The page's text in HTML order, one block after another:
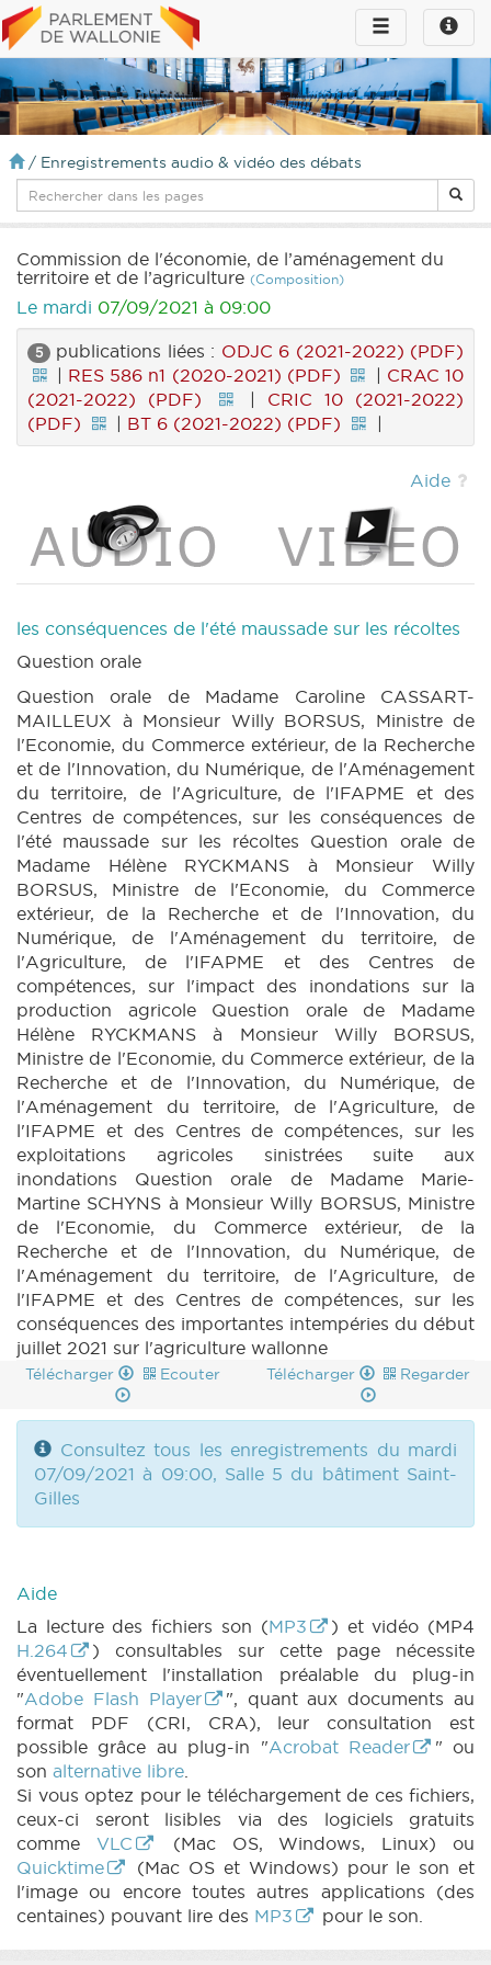
Toggle
infos
Toggle
navigation
/ Enregistrements audio & vidéo des débats
Commission de l'économie, de l’aménagement du
territoire et de l’agriculture (Composition)
Le mardi 07/09/2021 à 09:00
5 publications liées : ODJC 6 (2021-2022) (PDF)
| RES 586 n1 (2020-2021) (PDF) | CRAC 10
(2021-2022) (PDF)
| CRIC 10 (2021-2022)
(PDF)
| BT 6 (2021-2022) (PDF) |
Aide
les conséquences de l'été maussade sur les récoltes
Question orale
Question orale de Madame Caroline CASSART-
MAILLEUX à Monsieur Willy BORSUS, Ministre de
l'Economie, du Commerce extérieur, de la Recherche
et de l'Innovation, du Numérique, de l'Aménagement
du territoire, de l'Agriculture, de l'IFAPME et des
Centres de compétences, sur les conséquences de
l'été maussade sur les récoltes Question orale de
Madame Hélène RYCKMANS à Monsieur Willy
BORSUS, Ministre de l'Economie, du Commerce
extérieur, de la Recherche et de l'Innovation, du
Numérique, de l'Aménagement du territoire, de
l'Agriculture, de l'IFAPME et des Centres de
compétences, sur l'impact des inondations sur la
production agricole Question orale de Madame
Hélène RYCKMANS à Monsieur Willy BORSUS,
Ministre de l'Economie, du Commerce extérieur, de la
Recherche et de l'Innovation, du Numérique, de
l'Aménagement du territoire, de l'Agriculture, de
l'IFAPME et des Centres de compétences, sur les
exploitations agricoles sinistrées suite aux
inondations Question orale de Madame Marie-
Martine SCHYNS à Monsieur Willy BORSUS, Ministre
de l'Economie, du Commerce extérieur, de la
Recherche et de l'Innovation, du Numérique, de
l'Aménagement du territoire, de l'Agriculture, de
l'IFAPME et des Centres de compétences, sur les
conséquences des importantes intempéries du début
juillet 2021 sur l'agriculture wallonne
Télécharger Ecouter Télécharger Regarder
Consultez tous les enregistrements du mardi
07/09/2021 à 09:00, Salle 5 du bâtiment Saint-
Gilles
Aide
La lecture des fichiers son (MP3
) et vidéo (MP4
H.264
) consultables sur cette page nécessite
éventuellement l'installation préalable du plug-in
"Adobe Flash Player
", quant aux documents au
format PDF (CRI, CRA), leur consultation est
possible grâce au plug-in "Acrobat Reader
" ou
son alternative libre.
Si vous optez pour le téléchargement de ces fichiers,
ceux-ci seront lisibles via des logiciels gratuits
comme VLC
(Mac OS, Windows, Linux) ou
Quicktime
(Mac OS et Windows) pour le son et
l'image ou encore toutes autres applications (des
centaines) pouvant lire des MP3 pour le son.